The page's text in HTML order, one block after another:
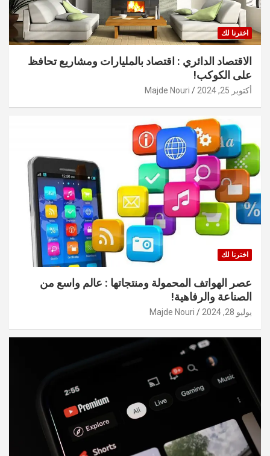
اخترنا لك
الاقتصاد الدائري : اقتصاد بالمليارات ومشاريع تحافظ
على الكوكب!
أكتوبر 25, 2024 Majde Nouri
اخترنا لك
عصر الهواتف المحمولة ومنتجاتها : عالم واسع من
الصناعة والرفاهية!
يوليو 28, 2024 Majde Nouri